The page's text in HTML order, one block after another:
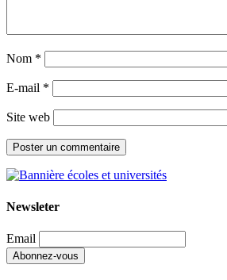
Nom *
E-mail *
Site web
Newsleter
Email